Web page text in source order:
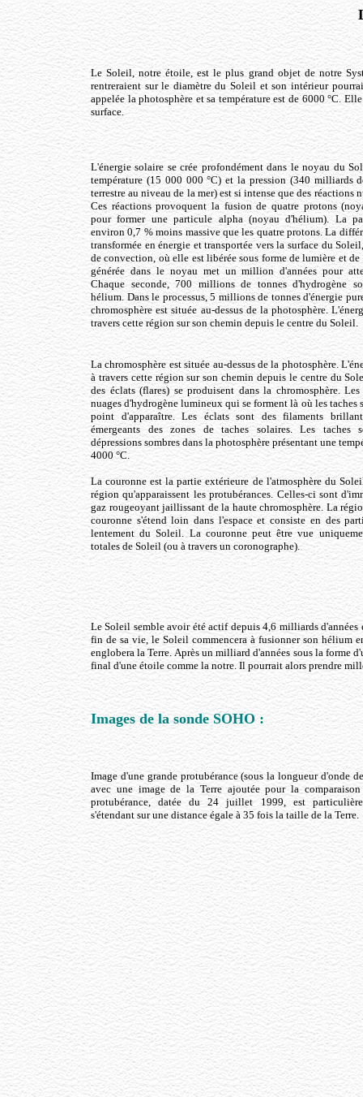
Le Soleil, notre étoile, est le plus grand objet de notre
rentreraient sur le diamètre du Soleil et son intérieur
appelée la photosphère et sa température est de 6000 °C.
surface.
L'énergie solaire se crée profondément dans le noyau du
température (15 000 000 °C) et la pression (340 milliards
terrestre au niveau de la mer) est si intense que des réactions
Ces réactions provoquent la fusion de quatre protons
pour former une particule alpha (noyau d'hélium). La
environ 0,7 % moins massive que les quatre protons. La
transformée en énergie et transportée vers la surface du
de convection, où elle est libérée sous forme de lumière et de
générée dans le noyau met un million d'années pour
Chaque seconde, 700 millions de tonnes d'hydrogène
hélium. Dans le processus, 5 millions de tonnes d'énergie
chromosphère est située au-dessus de la photosphère.
travers cette région sur son chemin depuis le centre du Soleil.
La chromosphère est située au-dessus de la photosphère.
à travers cette région sur son chemin depuis le centre du
des éclats (flares) se produisent dans la chromosphère.
nuages d'hydrogène lumineux qui se forment là où les taches
point d'apparaître. Les éclats sont des filaments
émergeants des zones de taches solaires. Les taches
dépressions sombres dans la photosphère présentant une
4000 °C.
La couronne est la partie extérieure de l'atmosphère du
région qu'apparaissent les protubérances. Celles-ci sont
gaz rougeoyant jaillissant de la haute chromosphère. La
couronne s'étend loin dans l'espace et consiste en des
lentement du Soleil. La couronne peut être vue
totales de Soleil (ou à travers un coronographe).
Le Soleil semble avoir été actif depuis 4,6 milliards d'années
fin de sa vie, le Soleil commencera à fusionner son hélium
englobera la Terre. Après un milliard d'années sous la forme
final d'une étoile comme la notre. Il pourrait alors prendre
Images de la sonde SOHO :
Image d'une grande protubérance (sous la longueur d'onde
avec une image de la Terre ajoutée pour la
protubérance, datée du 24 juillet 1999, est
s'étendant sur une distance égale à 35 fois la taille de la Terre.